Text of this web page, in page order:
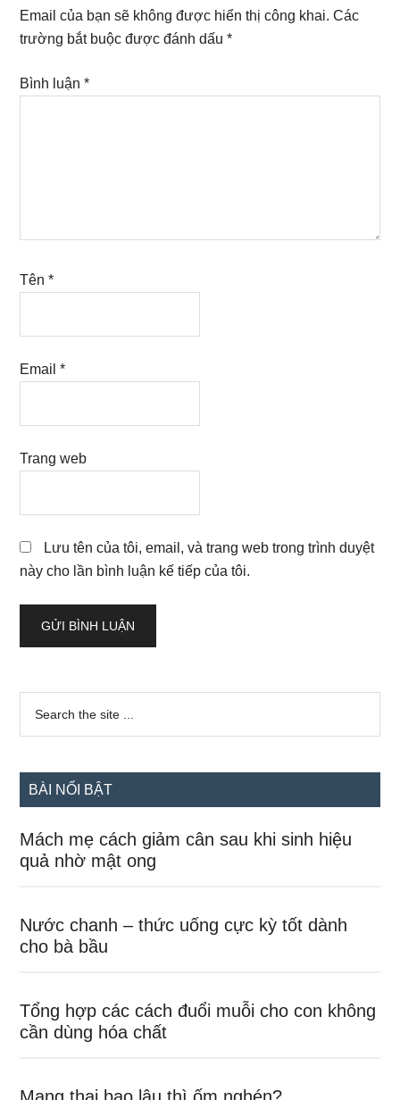
Interactions
Email của bạn sẽ không được hiển thị công khai. Các
trường bắt buộc được đánh dấu*
Bình luận*
Tên*
Email*
Trang web
Lưu tên của tôi, email, và trang web trong trình duyệt
này cho lần bình luận kế tiếp của tôi.
Sidebar
chính
...
BÀI NỔI BẬT
Mách mẹ cách giảm cân sau khi sinh hiệu
quả nhờ mật ong
Nước chanh – thức uống cực kỳ tốt dành
cho bà bầu
Tổng hợp các cách đuổi muỗi cho con không
cần dùng hóa chất